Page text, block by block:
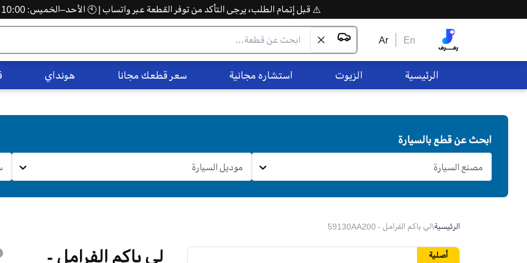
⚠️ قبل إتمام الطلب، يرجى التأكد من توفر القطعة عبر واتساب | 🕙 الأحد–الخميس: 10:00 ص – 5:00 م
En
Ar
الرئيسية الزيوت استشاره مجانية سعر قطعك مجانا هونداي
ابحث عن قطع بالسيارة
مصنع السيارة موديل السيارة
الرئيسية\لي باكم الفرامل - 59130AA200
لي باكم الفرامل -
أصلية